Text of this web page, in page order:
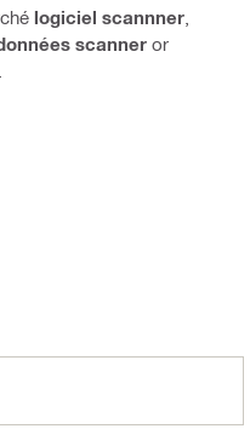
logiciel scannner
scanner or